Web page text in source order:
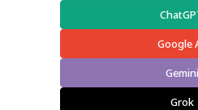
Google
Gemini
Grok